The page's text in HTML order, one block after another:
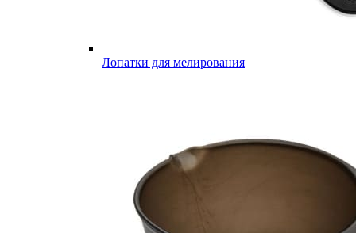
Лопатки для мелирования